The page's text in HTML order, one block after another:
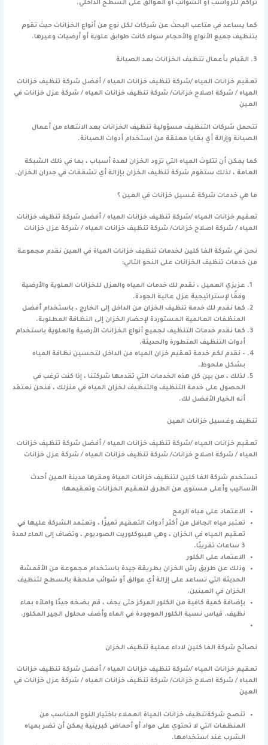
تراكم للرواسب أو الشوائب أو العوالق على السطح الداخلي.
كما يساعد في متاعب البحث عن شركات لكل نوع من أنواع الخزانات حيث تقوم
بتنظيف جميع الأنواع والأحجام سواء كانت طوابق علوية أو أرضيات وغيرها.
3. القيام بأعمال تنظيف الخزانات بعد الصيانة
تعقيم خزانات المياه /شركة تنظيف خزانات المياه / أفضل شركة تنظيف خزانات
المياه / شركة اصلاح خزانات/ شركة تنظيف خزانات المياه / شركة عزل خزانات في
العين
تتحمل شركات التنظيف مسؤولية تنظيف الخزانات بعد الانتهاء من أعمال
الصيانة وإزالة أي بقايا معلقة من استخدام أدوات الصيانة.
كما يمكن أن تتلوث المياه التي تزود الخزان لعدة أسباب ، بما في ذلك الشبكة
العامة ، لذلك ستقوم شركة تنظيف الخزان بإزالة أي تشققات في جدران الخزان.
ما هي خدمات شركة غسيل خزانات في العين ؟
تعقيم خزانات المياه /شركة تنظيف خزانات المياه / أفضل شركة تنظيف خزانات
المياه / شركة اصلاح خزانات/ شركة تنظيف خزانات المياه / شركة عزل خزانات
نحن في شركة الفا كلين لخدمات تنظيف خزانات المياة في العين نقدم مجموعة
من خدمات تنظيف الخزانات على النحو التالي:
عزيزي العميل ، نقدم لك خدمات المياه والعزل للخزانات العلوية والأرضية
وفقًا لإستراتيجية عزل عالية الجودة.
كما نقدم لك خدمة تنظيف الخزان من الداخل إلى الخارج ، باستخدام أفضل
المنظفات العالمية المستوردة لإحضار الخزان إلى النظافة المطلوبة.
كما نقدم خدمات التنظيف لجميع أنواع الخزانات الأرضية والعلوية باستخدام
أدوات التنظيف المتطورة والحديثة.
– نقدم لكم خدمة تعقيم خزان المياه من الداخل لتحسين نظافة المياه
بشكل ملحوظ.
لذلك ، من بين كل هذه الخدمات التي تقدمها شركتنا ، إذا كنت ترغب في
الحصول على خدمة التنظيف والتنظيف لخزان المياه في منزلك ، فنحن نعتقد
أنه الخيار الأفضل لك.
تنظيف وغسيل خزانات العين
تعقيم خزانات المياه /شركة تنظيف خزانات المياه / أفضل شركة تنظيف خزانات
المياه / شركة اصلاح خزانات/ شركة تنظيف خزانات المياه / شركة عزل خزانات
تستخدم شركة الفا كلين لتنظيف خزانات المياة ومقرها مدينة العين أحدث
الأساليب وأعلى مستوى من الطرق لتعقيم الخزانات وتعقيمها:
الاعتماد على مياه الرمح
تعتبر مياه الجافل من أكثر أدوات التعقيم تميزًا ، وتعتمد الشركة عليها في
تعقيم المياه في الخزان ، وهي هيبوكلوريت الصوديوم ، وتضاف إلى الماء لمدة
3 ساعات تقريبًا.
الاعتماد على الكلور
وذلك عن طريق رش الخزان بطريقة جيدة باستخدام مجموعة من الأقمشة
الحديثة التي تساعد على إزالة أي عوالق أو شوائب ملحقة بالسطح لتنظيف
الخزان في العينين.
بإضافة كمية كافية من الكلور المركز حتى يجف ، قم بضخه جيدًا واملأه بماء
نظيف. قياس نسبة الكلور الموجودة في الماء وأضف محلول الجير المكلور.
نصائح شركة الفا كلين لاداء عملية تنظيف الخزان
تعقيم خزانات المياه /شركة تنظيف خزانات المياه / أفضل شركة تنظيف خزانات
المياه / شركة اصلاح خزانات/ شركة تنظيف خزانات المياه / شركة عزل خزانات في
العين
تنصح شركةتنظيف خزانات المياة العملاء باختيار النوع المناسب من
المنظفات التي لا تحتوي على مواد أو أحماض كبريتية يمكن أن تضر بمياه
الشرب عند استخدامها.